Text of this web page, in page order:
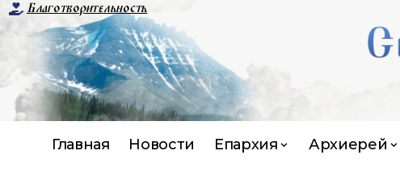
Благотворительность
Главная Новости Епархия Архиерей